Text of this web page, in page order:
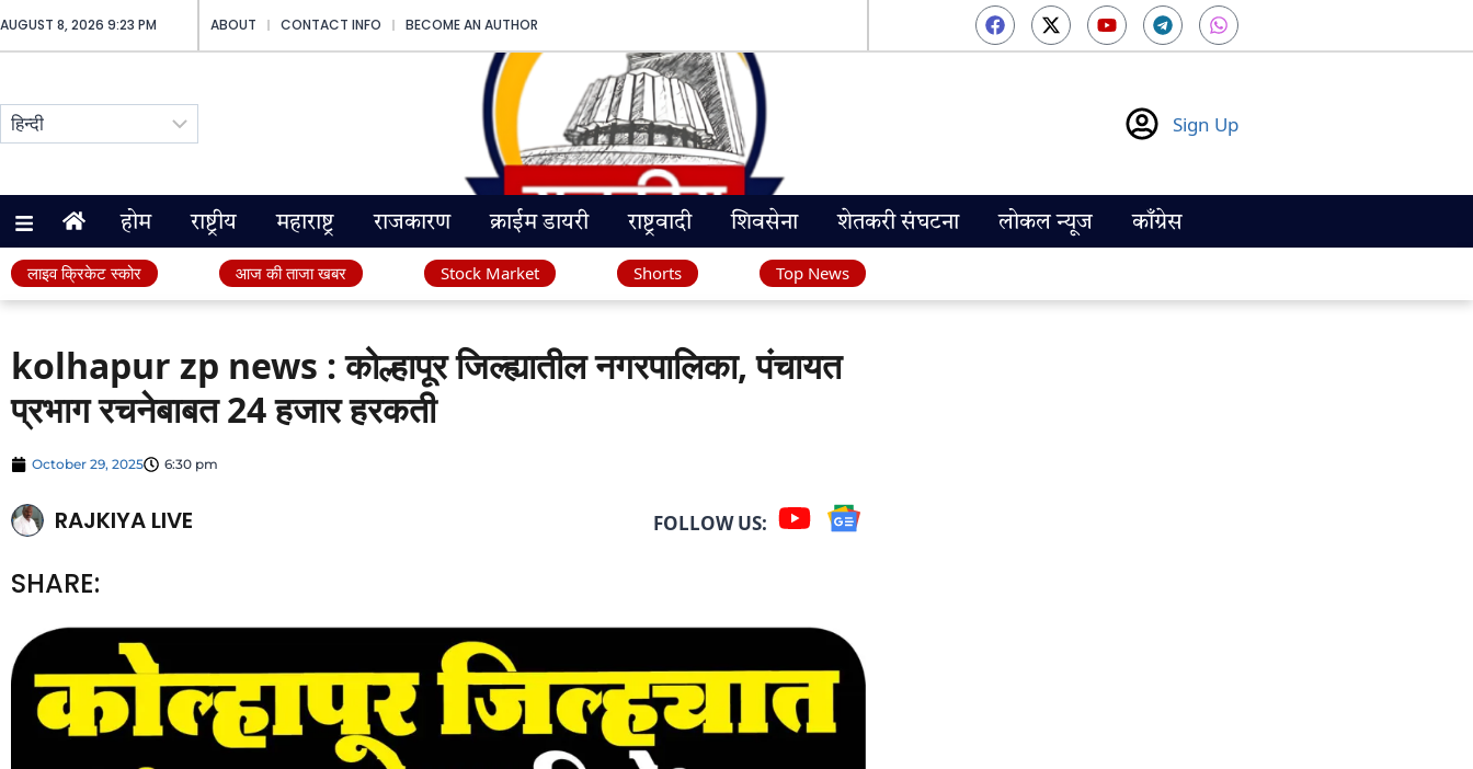
AUGUST 8, 2026 9:23 PM ABOUT CONTACT INFO BECOME AN AUTHOR
Sign Up
होम राष्ट्रीय महाराष्ट्र राजकारण क्राईम डायरी राष्ट्रवादी शिवसेना शेतकरी संघटना लोकल न्यूज काँग्रेस
लाइव क्रिकेट स्कोर आज की ताजा खबर Stock Market Shorts Top News
kolhapur zp news : कोल्हापूर जिल्ह्यातील नगरपालिका, पंचायत
प्रभाग रचनेबाबत 24 हजार हरकती
October 29, 2025 6:30 pm
RAJKIYA LIVE FOLLOW US:
SHARE: